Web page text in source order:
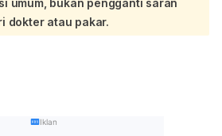
umum, bukan pengganti saran
dokter atau pakar.
Iklan